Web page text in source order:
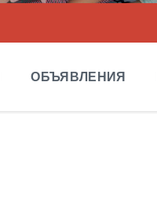
ОБЪЯВЛЕНИЯ